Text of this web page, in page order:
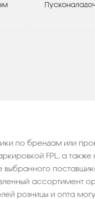
по брендам или
FPL, а также
ассортимент
розницы и опта